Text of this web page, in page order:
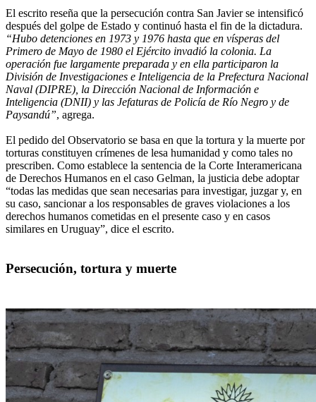
El escrito reseña que la persecución contra San Javier se intensificó
después del golpe de Estado y continuó hasta el fin de la dictadura.
“Hubo detenciones en 1973 y 1976 hasta que en vísperas del
Primero de Mayo de 1980 el Ejército invadió la colonia. La
operación fue largamente preparada y en ella participaron la
División de Investigaciones e Inteligencia de la Prefectura Nacional
Naval (DIPRE), la Dirección Nacional de Información e
Inteligencia (DNII) y las Jefaturas de Policía de Río Negro y de
Paysandú”, agrega.
El pedido del Observatorio se basa en que la tortura y la muerte por
torturas constituyen crímenes de lesa humanidad y como tales no
prescriben. Como establece la sentencia de la Corte Interamericana
de Derechos Humanos en el caso Gelman, la justicia debe adoptar
“todas las medidas que sean necesarias para investigar, juzgar y, en
su caso, sancionar a los responsables de graves violaciones a los
derechos humanos cometidas en el presente caso y en casos
similares en Uruguay”, dice el escrito.
Persecución, tortura y muerte